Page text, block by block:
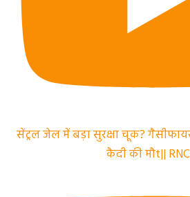
सेंट्रल जेल में बड़ा सुरक्षा चूक?
कैदी की मौt||